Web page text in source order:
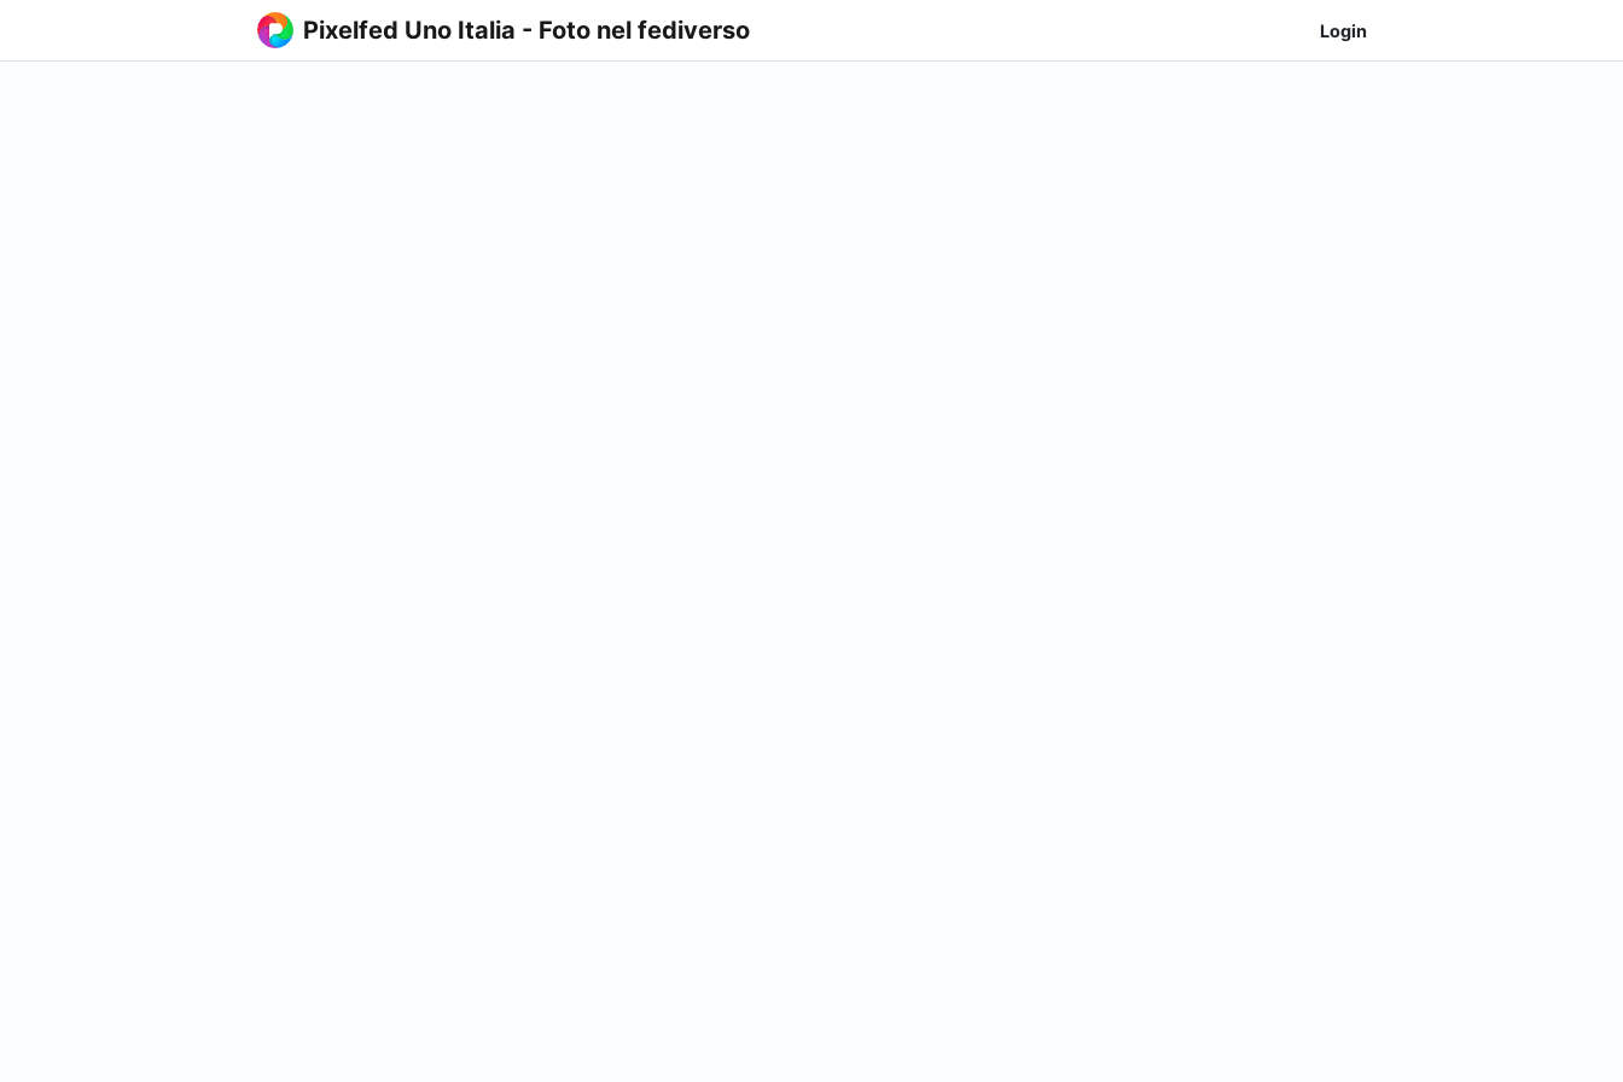
Pixelfed Uno Italia - Foto nel fediverso Login